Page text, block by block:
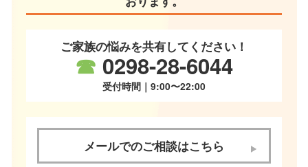
ご家族の悩みを共有してください！
☎ 0298-28-6044
受付時間｜9:00〜22:00
メールでのご相談はこちら